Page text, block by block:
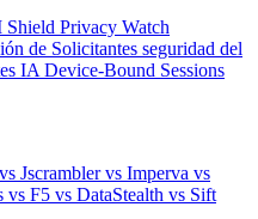
Shield Privacy Watch
de Solicitantes seguridad del
IA Device-Bound Sessions
vs Jscramblervs Imperva vs
vs F5 vs DataStealth vs Sift